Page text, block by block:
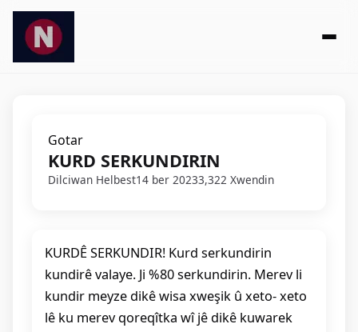
Gotar
KURD SERKUNDIRIN
Dilciwan Helbest14 ber 20233,322 Xwendin
KURDÊ SERKUNDIR! Kurd serkundirin
kundirê valaye. Ji %80 serkundirin. Merev li
kundir meyze dikê wisa xweşik û xeto- xeto
lê ku merev qoreqîtka wî jê dikê kuwarek